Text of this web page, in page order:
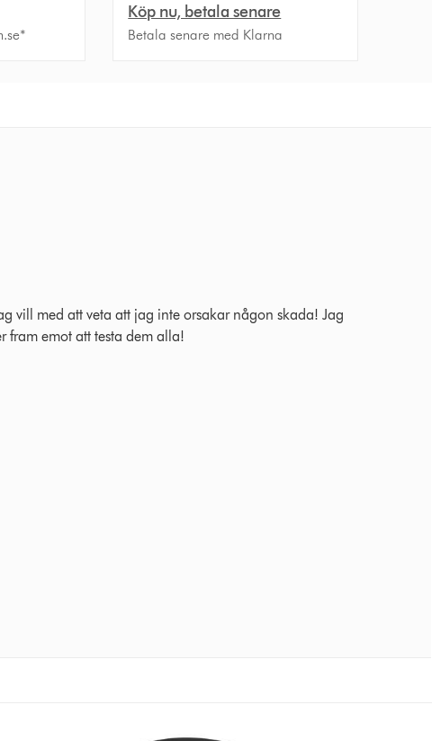
Köp nu, betala senare
Betala senare med Klarna
2024 Ratings
vill med att veta att jag inte orsakar någon skada! Jag
fram emot att testa dem alla!